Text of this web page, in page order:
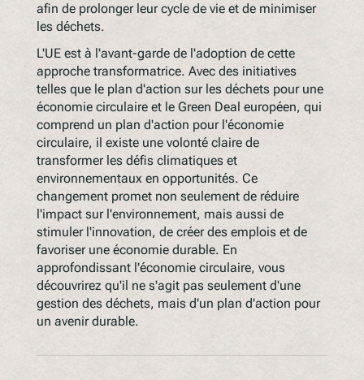
afin de prolonger leur cycle de vie et de minimiser
les déchets.
L'UE est à l'avant-garde de l'adoption de cette
approche transformatrice. Avec des initiatives
telles que le plan d'action sur les déchets pour une
économie circulaire et le Green Deal européen, qui
comprend un plan d'action pour l'économie
circulaire, il existe une volonté claire de
transformer les défis climatiques et
environnementaux en opportunités. Ce
changement promet non seulement de réduire
l'impact sur l'environnement, mais aussi de
stimuler l'innovation, de créer des emplois et de
favoriser une économie durable. En
approfondissant l'économie circulaire, vous
découvrirez qu'il ne s'agit pas seulement d'une
gestion des déchets, mais d'un plan d'action pour
un avenir durable.